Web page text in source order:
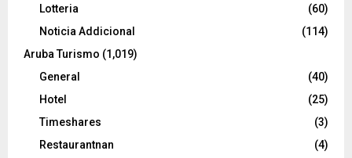
Lotteria
(60)
Noticia Addicional
(114)
Aruba Turismo (1,019)
General
(40)
Hotel
(25)
Timeshares
(3)
Restaurantnan
(4)